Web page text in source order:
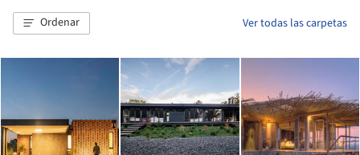
Ordenar Ver todas las carpetas